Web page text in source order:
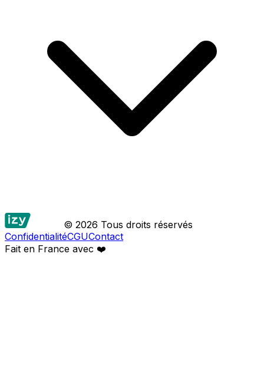
© 2026 Tous droits réservés
ConfidentialitéCGUContact
Fait en France avec ❤️